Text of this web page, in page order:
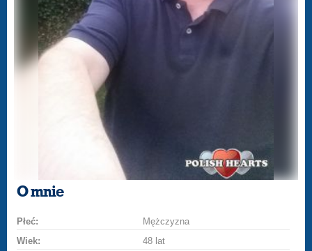
O mnie
Płeć:
Mężczyzna
Wiek:
48 lat